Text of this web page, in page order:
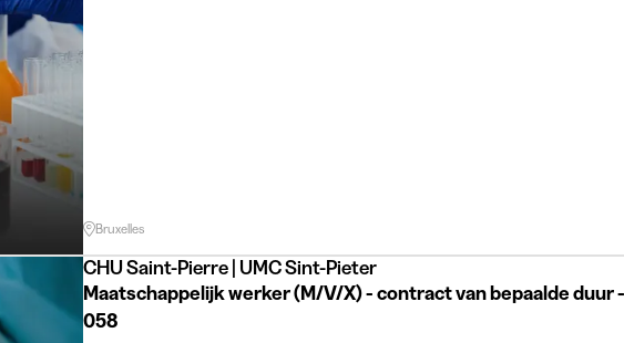
Bruxelles
CHU Saint-Pierre | UMC Sint-Pieter
Maatschappelijk werker (M/V/X) - contract van bepaalde duur - 38u - 2026-
058